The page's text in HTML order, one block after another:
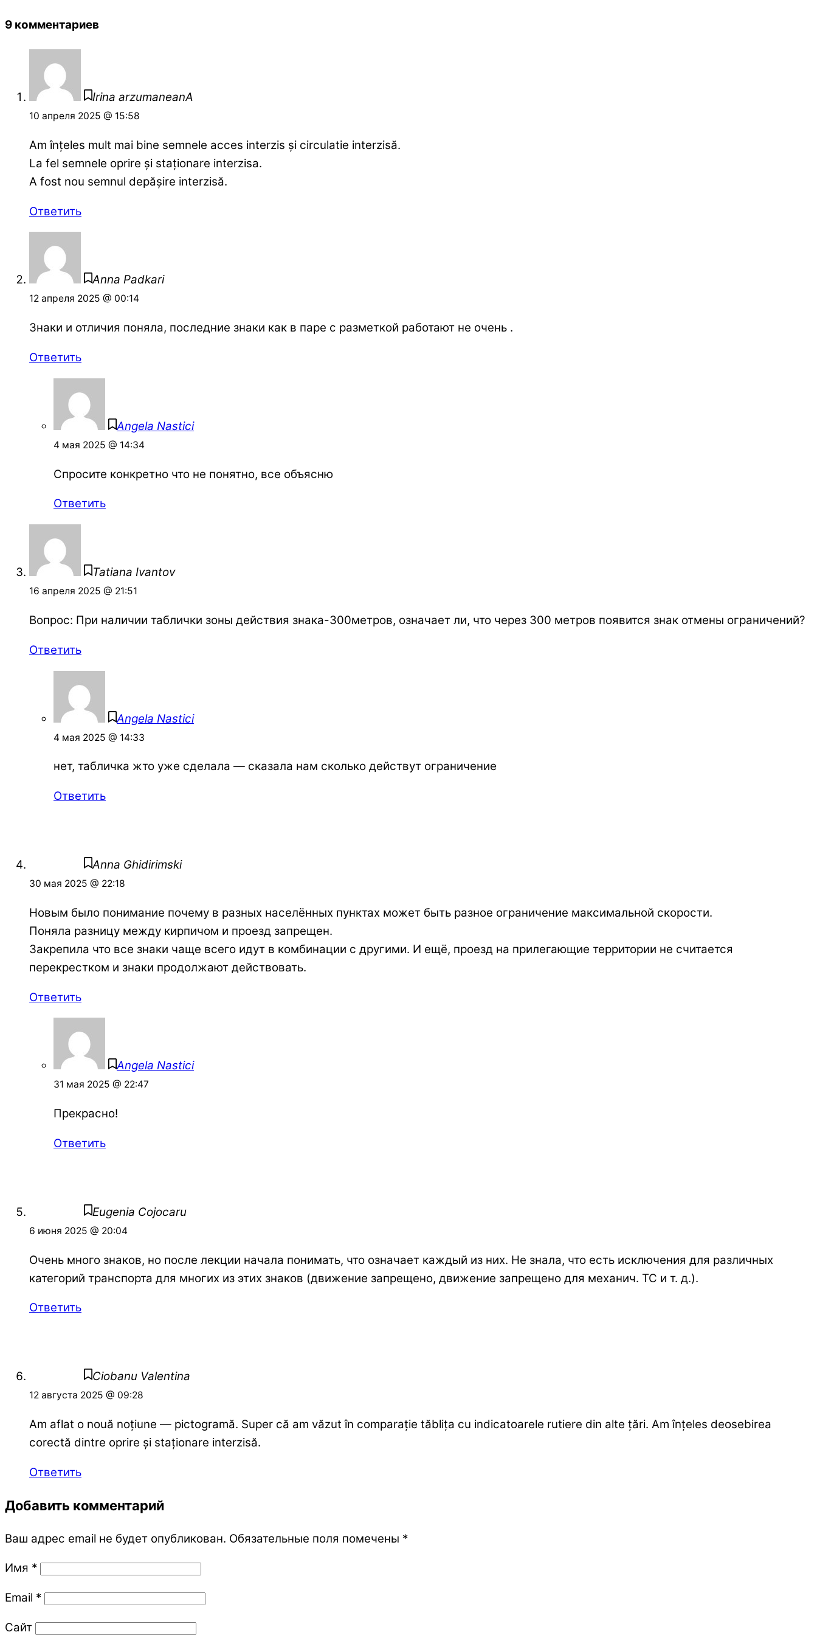
9 комментариев
Irina arzumaneanA
10 апреля 2025 @ 15:58
Am înțeles mult mai bine semnele acces interzis și circulatie interzisă.
La fel semnele oprire și staționare interzisa.
A fost nou semnul depășire interzisă.
Ответить
Anna Padkari
12 апреля 2025 @ 00:14
Знаки и отличия поняла, последние знаки как в паре с разметкой работают не очень .
Ответить
Angela Nastici
4 мая 2025 @ 14:34
Спросите конкретно что не понятно, все объясню
Ответить
Tatiana Ivantov
16 апреля 2025 @ 21:51
Вопрос: При наличии таблички зоны действия знака-300метров, означает ли, что через 300 метров появится знак отмены ограничений?
Ответить
Angela Nastici
4 мая 2025 @ 14:33
нет, табличка жто уже сделала — сказала нам сколько действут ограничение
Ответить
Anna Ghidirimski
30 мая 2025 @ 22:18
Новым было понимание почему в разных населённых пунктах может быть разное ограничение максимальной скорости.
Поняла разницу между кирпичом и проезд запрещен.
Закрепила что все знаки чаще всего идут в комбинации с другими. И ещё, проезд на прилегающие территории не считается
перекрестком и знаки продолжают действовать.
Ответить
Angela Nastici
31 мая 2025 @ 22:47
Прекрасно!
Ответить
Eugenia Cojocaru
6 июня 2025 @ 20:04
Очень много знаков, но после лекции начала понимать, что означает каждый из них. Не знала, что есть исключения для различных
категорий транспорта для многих из этих знаков (движение запрещено, движение запрещено для механич. ТС и т. д.).
Ответить
Ciobanu Valentina
12 августа 2025 @ 09:28
Am aflat o nouă noțiune — pictogramă. Super că am văzut în comparație tăblița cu indicatoarele rutiere din alte țări. Am înțeles deosebirea
corectă dintre oprire și staționare interzisă.
Ответить
Добавить комментарий
Ваш адрес email не будет опубликован. Обязательные поля помечены *
Имя *
Email *
Сайт